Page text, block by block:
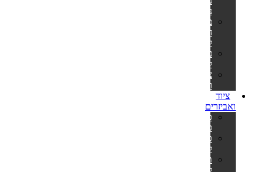
נייר
משאבות
חול
לבריכה
פילטרים
למשאבות
צינורות
ומתאמים
ציוד
ואביזרים
כיסויים
סולאריים
כיסויים
לבריכה
תחתיות
לבריכה